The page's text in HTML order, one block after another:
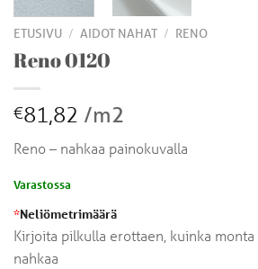
ETUSIVU / AIDOT NAHAT / RENO
Reno 0120
€81,82 /m2
Reno – nahkaa painokuvalla
Varastossa
*Neliömetrimäärä
Kirjoita pilkulla erottaen, kuinka
nahkaa